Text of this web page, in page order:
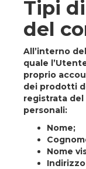
Tipi
del
All’interno
quale
proprio
dei prodotti
registrata
personali:
Nome;
Nome